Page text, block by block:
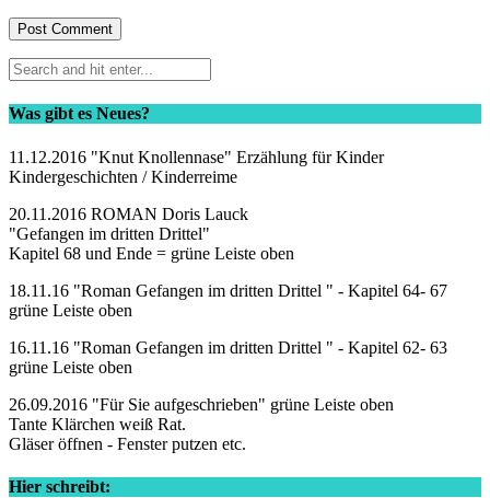
Was gibt es Neues?
11.12.2016 "Knut Knollennase" Erzählung für Kinder
Kindergeschichten / Kinderreime
20.11.2016 ROMAN Doris Lauck
"Gefangen im dritten Drittel"
Kapitel 68 und Ende = grüne Leiste oben
18.11.16 "Roman Gefangen im dritten Drittel " - Kapitel 64- 67
grüne Leiste oben
16.11.16 "Roman Gefangen im dritten Drittel " - Kapitel 62- 63
grüne Leiste oben
26.09.2016 "Für Sie aufgeschrieben" grüne Leiste oben
Tante Klärchen weiß Rat.
Gläser öffnen - Fenster putzen etc.
Hier schreibt: